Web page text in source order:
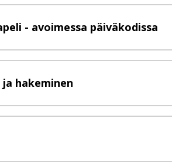
- avoimessa päiväkodissa
hakeminen